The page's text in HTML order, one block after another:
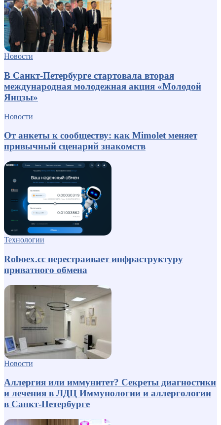
Новости
В Санкт-Петербурге стартовала вторая
международная молодежная акция «Молодой
Янцзы»
Новости
От анкеты к сообществу: как Mimolet меняет
привычный сценарий знакомств
Технологии
Roboex.cc перестраивает инфраструктуру
приватного обмена
Новости
Аллергия или иммунитет? Секреты диагностики
и лечения в ЛДЦ Иммунологии и аллергологии
в Санкт-Петербурге